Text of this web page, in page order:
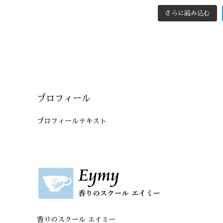
さらに読み込む
プロフィール
プロフィールテキスト
香りのスクール エイミー